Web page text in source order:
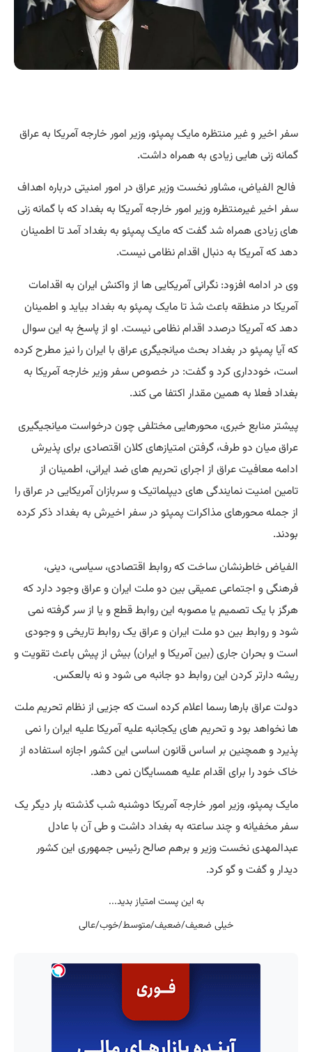
سفر اخیر و غیر منتظره مایک پمپئو، وزیر امور خارجه آمریکا به عراق
گمانه زنی هایی زیادی به همراه داشت.
فالح الفیاض، مشاور نخست وزیر عراق در امور امنیتی درباره اهداف
سفر اخیر غیرمنتظره وزیر امور خارجه آمریکا به بغداد که با گمانه زنی
های زیادی همراه شد گفت که مایک پمپئو به بغداد آمد تا اطمینان
دهد که آمریکا به دنبال اقدام نظامی نیست.
وی در ادامه افزود: نگرانی آمریکایی ها از واکنش ایران به اقدامات
آمریکا در منطقه باعث شذ تا مایک پمپئو به بغداد بیاید و اطمینان
دهد که آمریکا درصدد اقدام نظامی نیست. او از پاسخ به این سوال
که آیا پمپئو در بغداد بحث میانجیگری عراق با ایران را نیز مطرح کرده
است، خودداری کرد و گفت: در خصوص سفر وزیر خارجه آمریکا به
بغداد فعلا به همین مقدار اکتفا می کند.
پیشتر منابع خبری، محورهایی مختلفی چون درخواست میانجیگیری
عراق میان دو طرف، گرفتن امتیازهای کلان اقتصادی برای پذیرش
ادامه معافیت عراق از اجرای تحریم های ضد ایرانی، اطمینان از
تامین امنیت نمایندگی های دیپلماتیک و سربازان آمریکایی در عراق را
از جمله محورهای مذاکرات پمپئو در سفر اخیرش به بغداد ذکر کرده
بودند.
الفیاض خاطرنشان ساخت که روابط اقتصادی، سیاسی، دینی،
فرهنگی و اجتماعی عمیقی بین دو ملت ایران و عراق وجود دارد که
هرگز با یک تصمیم یا مصوبه این روابط قطع و یا از سر گرفته نمی
شود و روابط بین دو ملت ایران و عراق یک روابط تاریخی و وجودی
است و بحران جاری (بین آمریکا و ایران) بیش از پیش باعث تقویت و
ریشه دارتر کردن این روابط دو جانبه می شود و نه بالعکس.
دولت عراق بارها رسما اعلام کرده است که جزیی از نظام تحریم ملت
ها نخواهد بود و تحریم های یکجانبه علیه آمریکا علیه ایران را نمی
پذیرد و همچنین بر اساس قانون اساسی این کشور اجازه استفاده از
خاک خود را برای اقدام علیه همسایگان نمی دهد.
مایک پمپئو، وزیر امور خارجه آمریکا دوشنبه شب گذشته بار دیگر یک
سفر مخفیانه و چند ساعته به بغداد داشت و طی آن با عادل
عبدالمهدی نخست وزیر و برهم صالح رئیس جمهوری این کشور
دیدار و گفت و گو کرد.
به این پست امتیاز بدید...
خیلی ضعیف/ضعیف/متوسط/خوب/عالی